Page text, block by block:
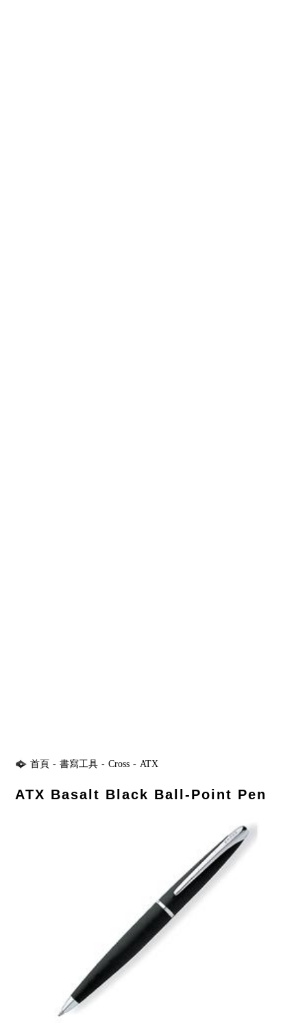
首頁 - 書寫工具 - Cross - ATX
ATX Basalt Black Ball-Point Pen